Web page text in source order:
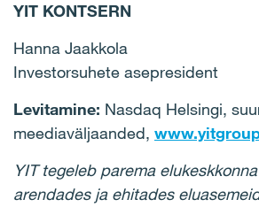
YIT KONTSERN
Hanna Jaakkola
Investorsuhete asepresident
Levitamine: Nasdaq Helsingi,
meediaväljaanded,
YIT tegeleb parema
arendades ja ehitades